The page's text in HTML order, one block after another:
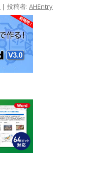
| 投稿者: AHEntry